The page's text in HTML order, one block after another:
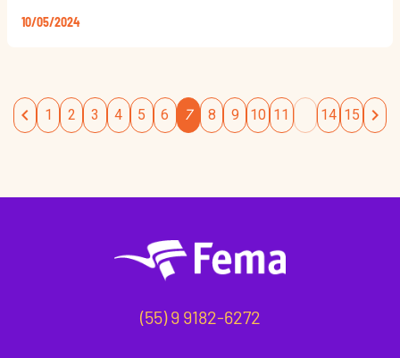
10/05/2024
chevron_left 1 2 3 4 5 6 7 8 9 10 11 14 15 chevron_right
(55) 9 9182-6272